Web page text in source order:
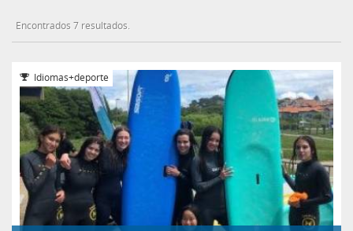
Encontrados 7 resultados.
Idiomas+deporte